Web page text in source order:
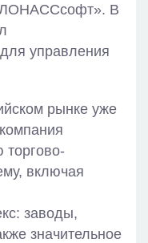
В
управления
рынке уже
включая
заводы,
значительное